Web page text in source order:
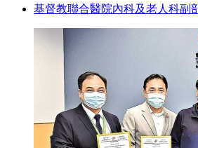
基督教聯合醫院內科及老人科副